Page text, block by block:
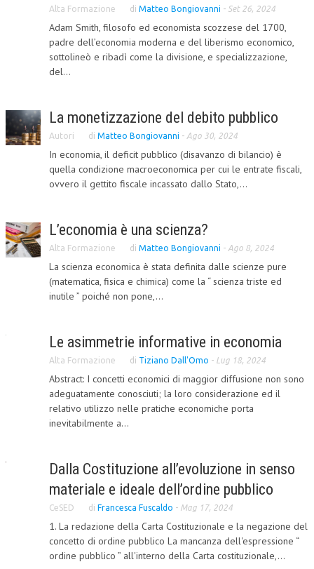
ARCHIVIO EVENTI (FINO AL 2022)
CORSI ENTI TERZI
BOLLETTINO FINANZIAMENTI
TELEGRAM
MANUALI E MONOGRAFIE
TESI DI LAUREA
MATERIALE DIDATTICO
INVITI E PROMOZIONI
Alta Formazione di Matteo Bongiovanni - Set 26, 2024
Adam Smith, filosofo ed economista scozzese del 1700,
padre dell’economia moderna e del liberismo economico,
sottolineò e ribadì come la divisione, e specializzazione,
del...
La monetizzazione del debito pubblico
Autori di Matteo Bongiovanni - Ago 30, 2024
In economia, il deficit pubblico (disavanzo di bilancio) è
quella condizione macroeconomica per cui le entrate fiscali,
ovvero il gettito fiscale incassato dallo Stato,...
L’economia è una scienza?
Alta Formazione di Matteo Bongiovanni - Ago 8, 2024
La scienza economica è stata definita dalle scienze pure
(matematica, fisica e chimica) come la “ scienza triste ed
inutile ” poiché non pone,...
Le asimmetrie informative in economia
Alta Formazione di Tiziano Dall'Omo - Lug 18, 2024
Abstract: I concetti economici di maggior diffusione non sono
adeguatamente conosciuti; la loro considerazione ed il
relativo utilizzo nelle pratiche economiche porta
inevitabilmente a...
Dalla Costituzione all’evoluzione in senso
materiale e ideale dell’ordine pubblico
CeSED di Francesca Fuscaldo - Mag 17, 2024
1. La redazione della Carta Costituzionale e la negazione del
concetto di ordine pubblico La mancanza dell'espressione “
ordine pubblico ” all'interno della Carta costituzionale,...